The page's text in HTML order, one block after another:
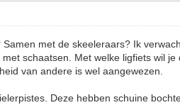
met de skeeleraars? Ik
schaatsen. Met welke ligfiets wil
van andere is wel aangewezen.
Deze hebben schuine